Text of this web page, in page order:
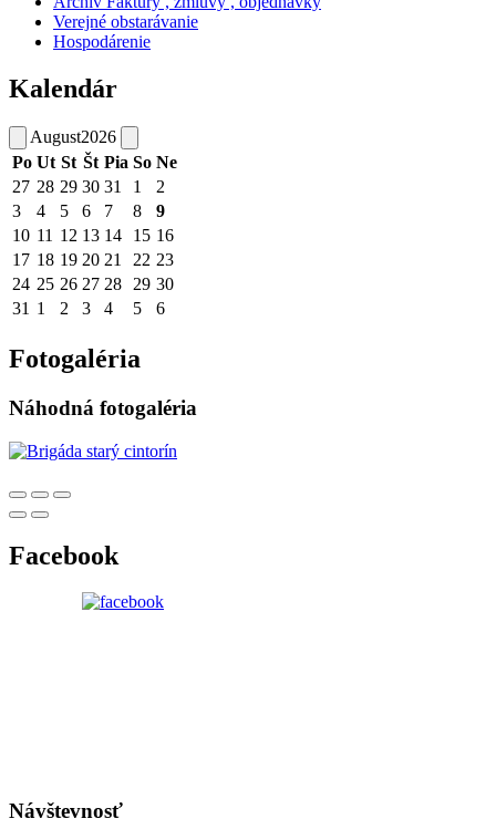
Verejné obstarávanie
Hospodárenie
Kalendár
August2026
Po Ut St Št Pia So Ne
27 28 29 30 31 1
2
3
4 5 6 7 8
9
10 11 12 13 14 15 16
17 18 19 20 21 22 23
24 25 26 27 28 29 30
31 1 2 3 4 5 6
Fotogaléria
Náhodná fotogaléria
Facebook
Návštevnosť